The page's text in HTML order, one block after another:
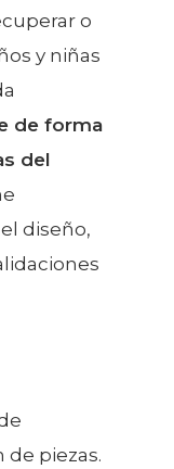
o
y niñas
de forma
del
diseño,
de piezas.